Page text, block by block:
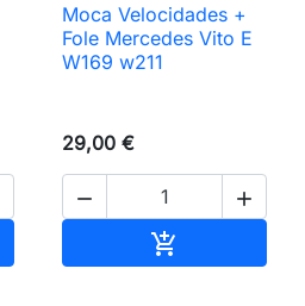
Moca Velocidades +
Fole Mercedes Vito E
W169 w211
29,00 €
 
